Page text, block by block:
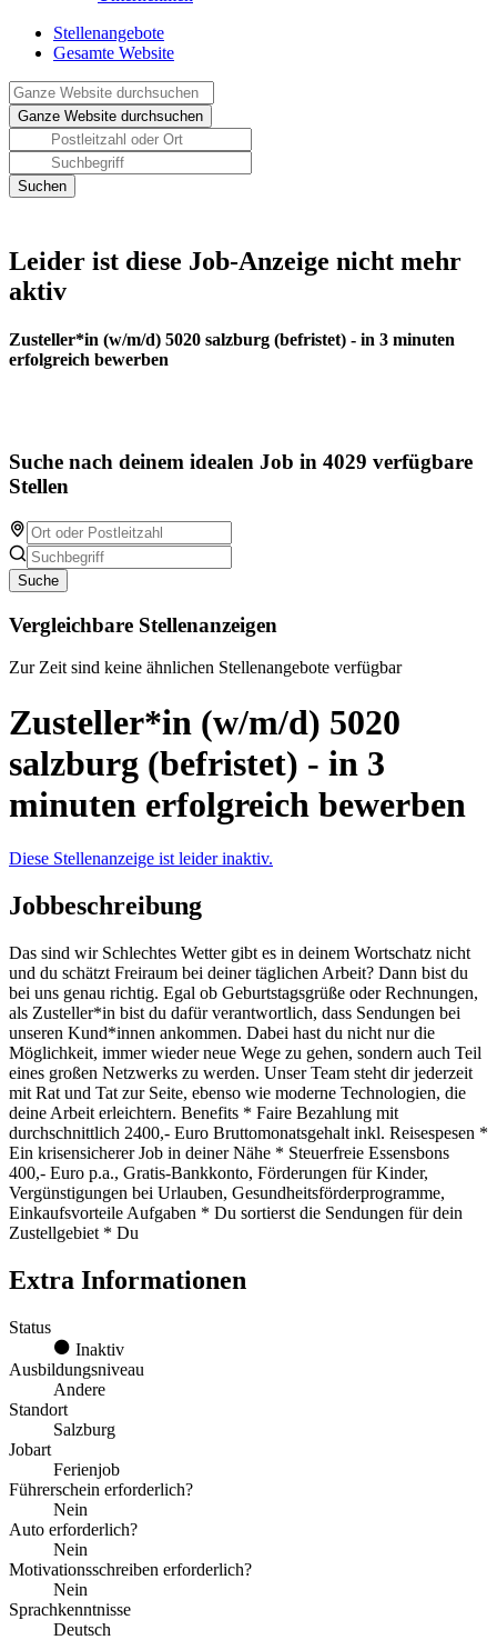
Stellenangebote
Gesamte Website
Leider ist diese Job-Anzeige nicht mehr
aktiv
Zusteller*in (w/m/d) 5020 salzburg (befristet) - in 3 minuten
erfolgreich bewerben
Suche nach deinem idealen Job in 4029 verfügbare
Stellen
Suche
Vergleichbare Stellenanzeigen
Zur Zeit sind keine ähnlichen Stellenangebote verfügbar
Zusteller*in (w/m/d) 5020
salzburg (befristet) - in 3
minuten erfolgreich bewerben
Diese Stellenanzeige ist leider inaktiv.
Jobbeschreibung
Das sind wir Schlechtes Wetter gibt es in deinem Wortschatz nicht
und du schätzt Freiraum bei deiner täglichen Arbeit? Dann bist du
bei uns genau richtig. Egal ob Geburtstagsgrüße oder Rechnungen,
als Zusteller*in bist du dafür verantwortlich, dass Sendungen bei
unseren Kund*innen ankommen. Dabei hast du nicht nur die
Möglichkeit, immer wieder neue Wege zu gehen, sondern auch Teil
eines großen Netzwerks zu werden. Unser Team steht dir jederzeit
mit Rat und Tat zur Seite, ebenso wie moderne Technologien, die
deine Arbeit erleichtern. Benefits * Faire Bezahlung mit
durchschnittlich 2400,- Euro Bruttomonatsgehalt inkl. Reisespesen *
Ein krisensicherer Job in deiner Nähe * Steuerfreie Essensbons
400,- Euro p.a., Gratis-Bankkonto, Förderungen für Kinder,
Vergünstigungen bei Urlauben, Gesundheitsförderprogramme,
Einkaufsvorteile Aufgaben * Du sortierst die Sendungen für dein
Zustellgebiet * Du
Extra Informationen
Status
Inaktiv
Ausbildungsniveau
Andere
Standort
Salzburg
Jobart
Ferienjob
Führerschein erforderlich?
Nein
Auto erforderlich?
Nein
Motivationsschreiben erforderlich?
Nein
Sprachkenntnisse
Deutsch